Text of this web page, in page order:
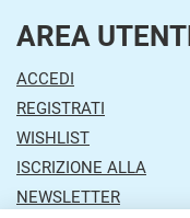
AREA
ACCEDI
REGISTRATI
WISHLIST
ISCRIZIONE ALLA
NEWSLETTER